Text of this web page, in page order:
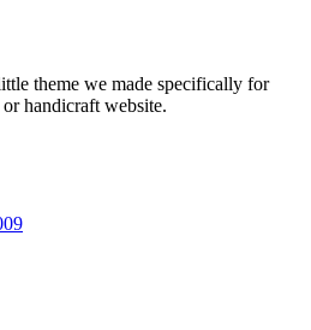
theme we made specifically for
handicraft website.